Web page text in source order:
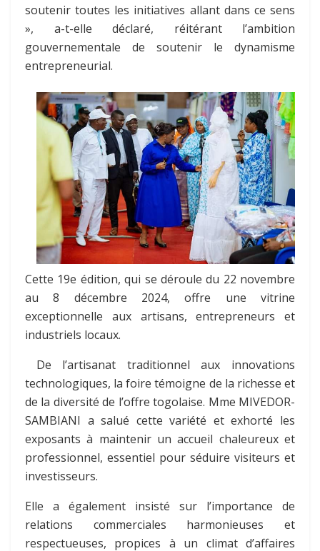
soutenir toutes les initiatives allant dans ce sens
», a-t-elle déclaré, réitérant l’ambition
gouvernementale de soutenir le dynamisme
entrepreneurial.
Cette 19e édition, qui se déroule du 22 novembre
au 8 décembre 2024, offre une vitrine
exceptionnelle aux artisans, entrepreneurs et
industriels locaux.
De l’artisanat traditionnel aux innovations
technologiques, la foire témoigne de la richesse et
de la diversité de l’offre togolaise. Mme MIVEDOR-
SAMBIANI a salué cette variété et exhorté les
exposants à maintenir un accueil chaleureux et
professionnel, essentiel pour séduire visiteurs et
investisseurs.
Elle a également insisté sur l’importance de
relations commerciales harmonieuses et
respectueuses, propices à un climat d’affaires